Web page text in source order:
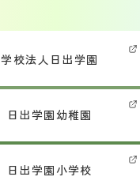
学校法人日出学園
日出学園幼稚園
日出学園小学校